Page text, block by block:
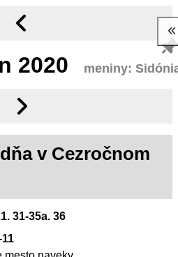
2020 meniny:
v Cezročnom
31-35a. 36